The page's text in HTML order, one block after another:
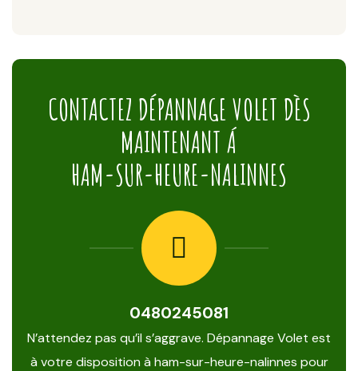
CONTACTEZ DÉPANNAGE VOLET DÈS
MAINTENANT Á
HAM-SUR-HEURE-NALINNES
0480245081
N’attendez pas qu’il s’aggrave. Dépannage Volet est
à votre disposition à ham-sur-heure-nalinnes pour